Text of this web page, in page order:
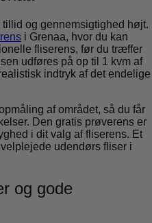
og gennemsigtighed højt.
i Grenaa, hvor du kan
fliserens, før du træffer
udføres på op til 1 kvm af
indtryk af det endelige
af området, så du får
Den gratis prøverens er
i dit valg af fliserens. Et
udendørs fliser i
og gode